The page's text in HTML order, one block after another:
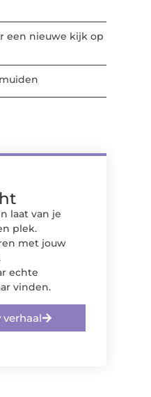
een nieuwe kijk op
laat van je
plek.
met jouw
echte
vinden.
verhaal